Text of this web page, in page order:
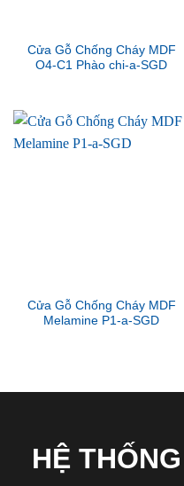
Cửa Gỗ Chống Cháy MDF
O4-C1 Phào chi-a-SGD
Cửa Gỗ Chống Cháy MDF
Melamine P1-a-SGD
HỆ